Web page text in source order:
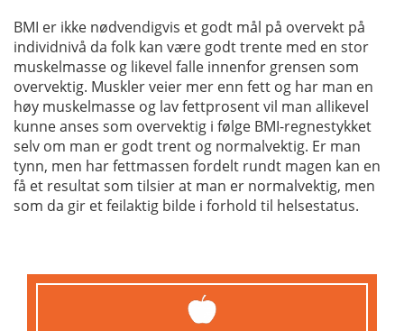
BMI er ikke nødvendigvis et godt mål på overvekt på
individnivå da folk kan være godt trente med en stor
muskelmasse og likevel falle innenfor grensen som
overvektig. Muskler veier mer enn fett og har man en
høy muskelmasse og lav fettprosent vil man allikevel
kunne anses som overvektig i følge BMI-regnestykket
selv om man er godt trent og normalvektig. Er man
tynn, men har fettmassen fordelt rundt magen kan en
få et resultat som tilsier at man er normalvektig, men
som da gir et feilaktig bilde i forhold til helsestatus.